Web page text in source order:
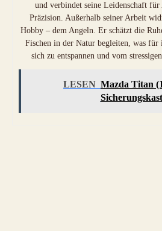
und verbindet seine Leidenschaft
Präzision. Außerhalb seiner Arbeit
Hobby – dem Angeln. Er schätzt die
Fischen in der Natur begleiten, was für
sich zu entspannen und vom
LESEN Mazda Titan